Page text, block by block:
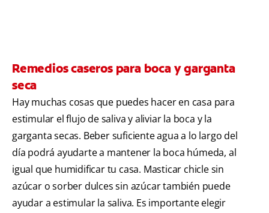
Remedios caseros para boca y garganta
seca
Hay muchas cosas que puedes hacer en casa para
estimular el flujo de saliva y aliviar la boca y la
garganta secas. Beber suficiente agua a lo largo del
día podrá ayudarte a mantener la boca húmeda, al
igual que humidificar tu casa. Masticar chicle sin
azúcar o sorber dulces sin azúcar también puede
ayudar a estimular la saliva. Es importante elegir